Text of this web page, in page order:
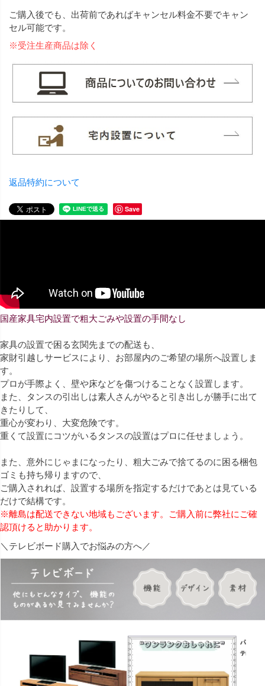
ご購入後でも、出荷前であればキャンセル料金不要でキャン
セル可能です。
※受注生産商品は除く
返品特約について
Save
国産家具宅内設置で粗大ごみや設置の手間なし
家具の設置で困る玄関先までの配送も、
家財引越しサービスにより、お部屋内のご希望の場所へ設置しま
す。
プロが手際よく、壁や床などを傷つけることなく設置します。
また、タンスの引出しは素人さんがやると引き出しが勝手に出て
きたりして、
重心が変わり、大変危険です。
重くて設置にコツがいるタンスの設置はプロに任せましょう。
また、意外にじゃまになったり、粗大ごみで捨てるのに困る梱包
ゴミも持ち帰りますので、
ご購入されれば、設置する場所を指定するだけであとは見ている
だけで結構です。
※離島は配送できない地域もございます。ご購入前に弊社にご確
認頂けると助かります。
＼テレビボード購入でお悩みの方へ／